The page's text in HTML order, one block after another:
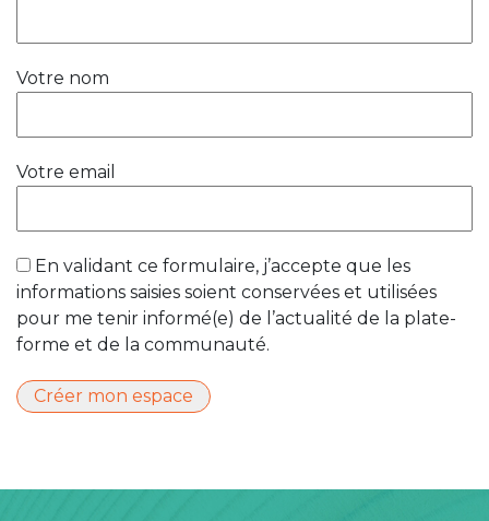
Votre nom
Votre email
En validant ce formulaire, j’accepte que les
informations saisies soient conservées et utilisées
pour me tenir informé(e) de l’actualité de la plate-
forme et de la communauté.